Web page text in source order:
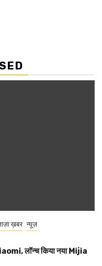
ख़बर न्यूज़
लॉन्च किया नया Mijia